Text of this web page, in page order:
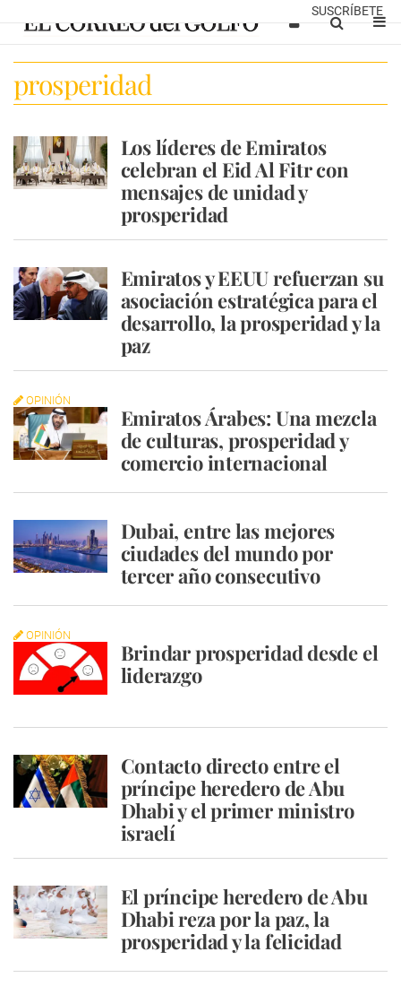
SUSCRÍBETE
prosperidad
Los líderes de Emiratos
celebran el Eid Al Fitr con
mensajes de unidad y
prosperidad
Emiratos y EEUU refuerzan su
asociación estratégica para el
desarrollo, la prosperidad y la
paz
OPINIÓN
Emiratos Árabes: Una mezcla
de culturas, prosperidad y
comercio internacional
Dubai, entre las mejores
ciudades del mundo por
tercer año consecutivo
OPINIÓN
Brindar prosperidad desde el
liderazgo
Contacto directo entre el
príncipe heredero de Abu
Dhabi y el primer ministro
israelí
El príncipe heredero de Abu
Dhabi reza por la paz, la
prosperidad y la felicidad